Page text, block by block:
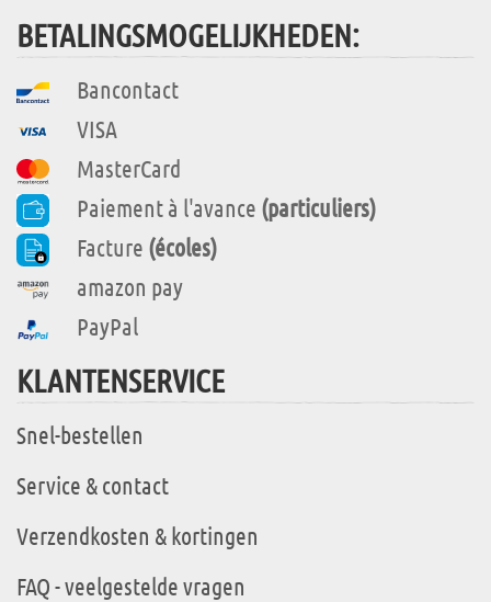
BETALINGSMOGELIJKHEDEN:
Bancontact
VISA
MasterCard
Paiement à l'avance (particuliers)
Facture (écoles)
amazon pay
PayPal
KLANTENSERVICE
Snel-bestellen
Service & contact
Verzendkosten & kortingen
FAQ - veelgestelde vragen